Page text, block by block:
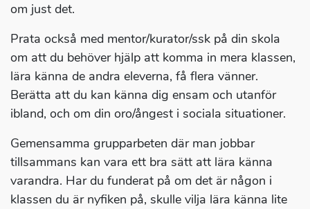
om just det.
Prata också med mentor/kurator/ssk på din skola
om att du behöver hjälp att komma in mera klassen,
lära känna de andra eleverna, få flera vänner.
Berätta att du kan känna dig ensam och utanför
ibland, och om din oro/ångest i sociala situationer.
Gemensamma grupparbeten där man jobbar
tillsammans kan vara ett bra sätt att lära känna
varandra. Har du funderat på om det är någon i
klassen du är nyfiken på, skulle vilja lära känna lite